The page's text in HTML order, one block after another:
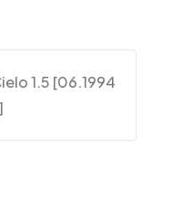
1.5 [06.1994